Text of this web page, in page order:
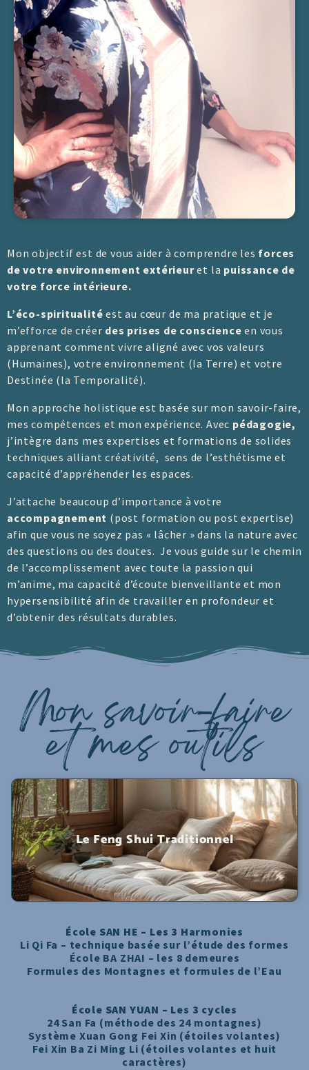
Mon objectif est de vous aider à comprendre les forces
de votre environnement extérieuret la puissance de
votre force intérieure.
L’éco-spiritualité est au cœur de ma pratique et je
m’efforce de créer des prises de conscience en vous
apprenant comment vivre aligné avec vos valeurs
(Humaines), votre environnement (la Terre) et votre
Destinée (la Temporalité).
Mon approche holistique est basée sur mon savoir-faire,
mes compétences et mon expérience. Avec pédagogie,
j’intègre dans mes expertises et formations de solides
techniques alliant créativité, sens de l’esthétisme et
capacité d’appréhender les espaces.
J’attache beaucoup d’importance à votre
accompagnement (post formation ou post expertise)
afin que vous ne soyez pas « lâcher » dans la nature avec
des questions ou des doutes. Je vous guide sur le chemin
de l’accomplissement avec toute la passion qui
m’anime, ma capacité d’écoute bienveillante et mon
hypersensibilité afin de travailler en profondeur et
d’obtenir des résultats durables.
Mon savoir-faire
et mes outils
Le Feng Shui Traditionnel
École SAN HE – Les 3 Harmonies
Li Qi Fa – technique basée sur l’étude des formes
École BA ZHAI – les 8 demeures
Formules des Montagnes et formules de l’Eau
École SAN YUAN – Les 3 cycles
24 San Fa (méthode des 24 montagnes)
Système Xuan Gong Fei Xin (étoiles volantes)
Fei Xin Ba Zi Ming Li (étoiles volantes et huit
caractères)